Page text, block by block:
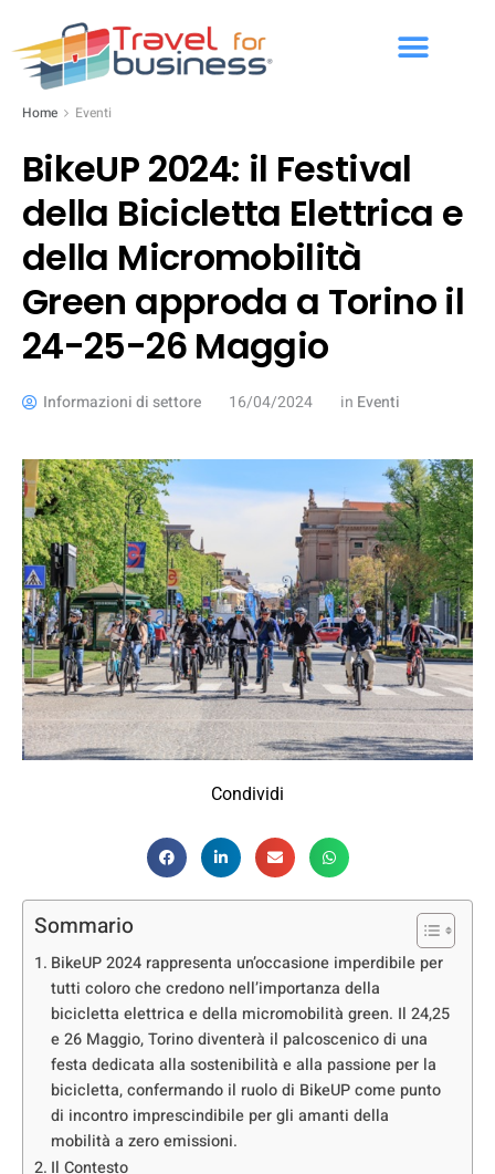
Home Eventi
BikeUP 2024: il Festival
della Bicicletta Elettrica e
della Micromobilità
Green approda a Torino il
24-25-26 Maggio
Informazioni di settore 16/04/2024 in Eventi
Condividi
Sommario
BikeUP 2024 rappresenta un’occasione imperdibile per
tutti coloro che credono nell’importanza della
bicicletta elettrica e della micromobilità green. Il 24,25
e 26 Maggio, Torino diventerà il palcoscenico di una
festa dedicata alla sostenibilità e alla passione per la
bicicletta, confermando il ruolo di BikeUP come punto
di incontro imprescindibile per gli amanti della
mobilità a zero emissioni.
Il Contesto